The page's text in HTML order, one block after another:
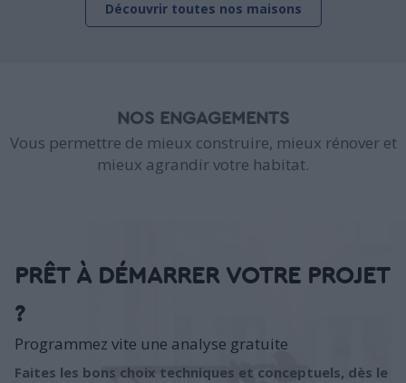
Découvrir toutes nos maisons
NOS ENGAGEMENTS
Vous permettre de mieux construire, mieux rénover et
mieux agrandir votre habitat.
PRÊT À DÉMARRER VOTRE PROJET
?
Programmez vite une analyse gratuite
Faites les bons choix techniques et conceptuels, dès le